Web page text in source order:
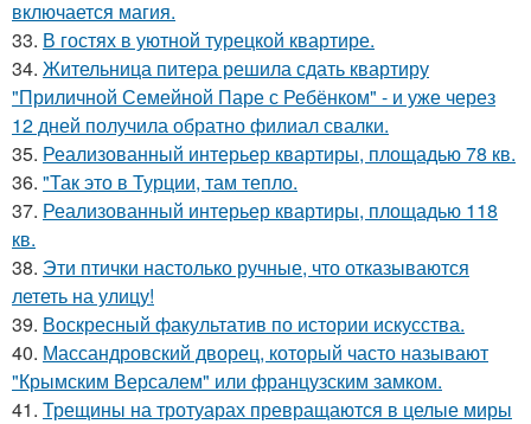
включается магия.
33. В гостях в уютной турецкой квартире.
34. Жительница питера решила сдать квартиру
"Приличной Семейной Паре с Ребёнком" - и уже через
12 дней получила обратно филиал свалки.
35. Реализованный интерьер квартиры, площадью 78 кв.
36. "Так это в Турции, там тепло.
37. Реализованный интерьер квартиры, площадью 118
кв.
38. Эти птички настолько ручные, что отказываются
лететь на улицу!
39. Воскресный факультатив по истории искусства.
40. Массандровский дворец, который часто называют
"Крымским Версалем" или французским замком.
41. Трещины на тротуарах превращаются в целые миры